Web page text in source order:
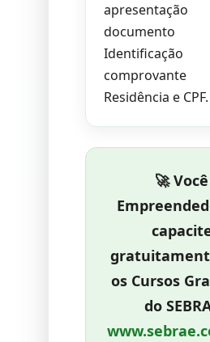
Residência e CPF.
🚀 Você
os Cursos
do